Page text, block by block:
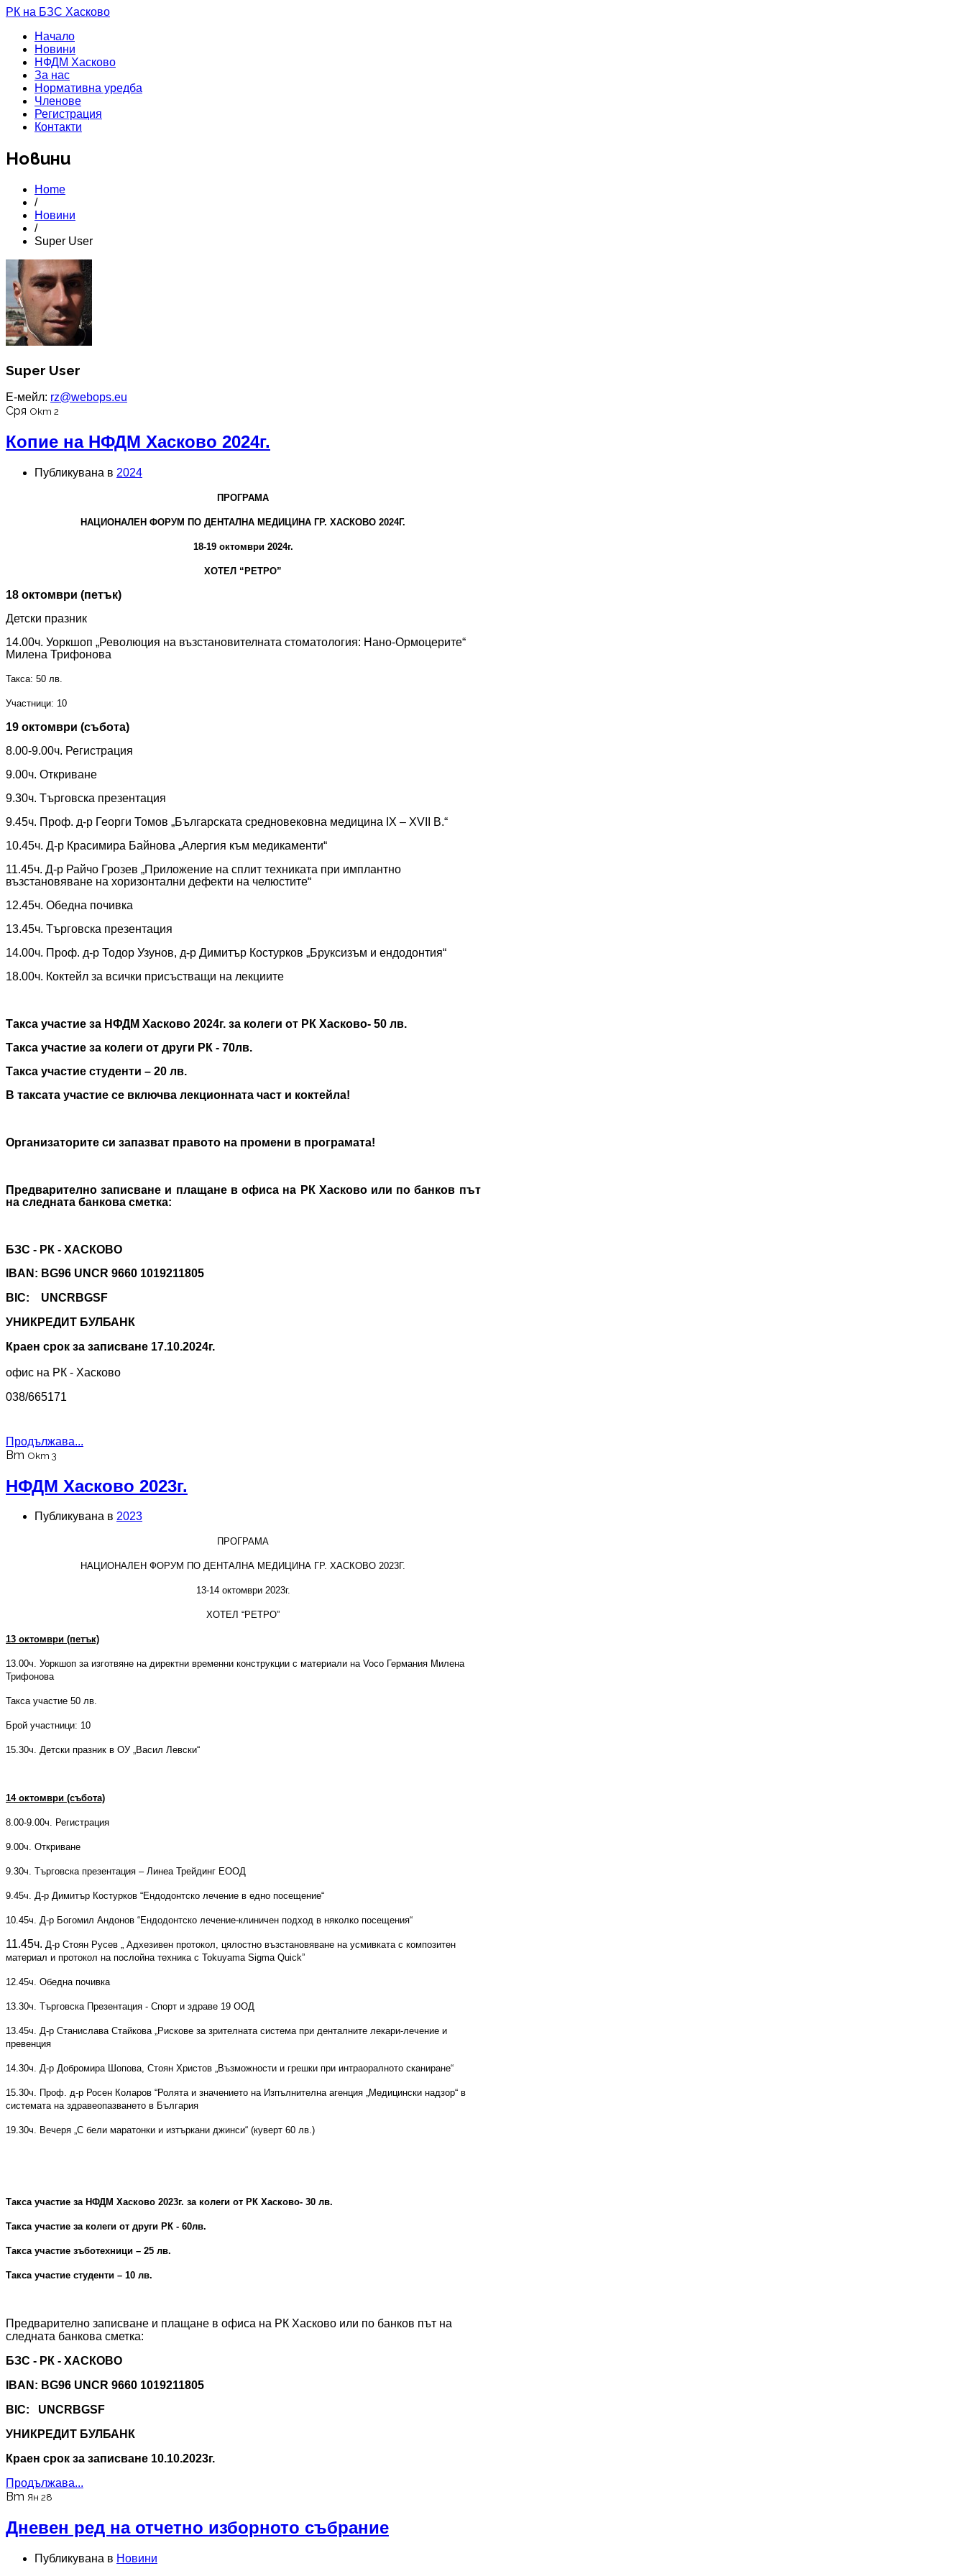
РК на БЗС Хасково
Начало
Новини
НФДМ Хасково
За нас
Нормативна уредба
Членове
Регистрация
Контакти
Новини
Home
/
Новини
/
Super User
Super User
Е-мейл: rz@webops.eu
Сря Окт 2
Копие на НФДМ Хасково 2024г.
Публикувана в 2024
ПРОГРАМА
НАЦИОНАЛЕН ФОРУМ ПО ДЕНТАЛНА МЕДИЦИНА ГР. ХАСКОВО 2024Г.
18-19 октомври 2024г.
ХОТЕЛ “РЕТРО”
18 октомври (петък)
Детски празник
14.00ч. Уоркшоп „Революция на възстановителната стоматология: Нано-Ормоцерите“
Милена Трифонова
Такса: 50 лв.
Участници: 10
19 октомври (събота)
8.00-9.00ч. Регистрация
9.00ч. Откриване
9.30ч. Търговска презентация
9.45ч. Проф. д-р Георги Томов „Българската средновековна медицина IX – XVII В.“
10.45ч. Д-р Красимира Байнова „Алергия към медикаменти“
11.45ч. Д-р Райчо Грозев „Приложение на сплит техниката при имплантно
възстановяване на хоризонтални дефекти на челюстите“
12.45ч. Обедна почивка
13.45ч. Търговска презентация
14.00ч. Проф. д-р Тодор Узунов, д-р Димитър Костурков „Бруксизъм и ендодонтия“
18.00ч. Коктейл за всички присъстващи на лекциите
Такса участие за НФДМ Хасково 2024г. за колеги от РК Хасково- 50 лв.
Такса участие за колеги от други РК - 70лв.
Такса участие студенти – 20 лв.
В таксата участие се включва лекционната част и коктейла!
Организаторите си запазват правото на промени в програмата!
Предварително записване и плащане в офиса на РК Хасково или по банков път
на следната банкова сметка:
БЗС - РК - ХАСКОВО
IBAN: BG96 UNCR 9660 1019211805
BIC: UNCRBGSF
УНИКРЕДИТ БУЛБАНК
Краен срок за записване 17.10.2024г.
офис на РК - Хасково
038/665171
Продължава...
Вт Окт 3
НФДМ Хасково 2023г.
Публикувана в 2023
ПРОГРАМА
НАЦИОНАЛЕН ФОРУМ ПО ДЕНТАЛНА МЕДИЦИНА ГР. ХАСКОВО 2023Г.
13-14 октомври 2023г.
ХОТЕЛ “РЕТРО”
13 октомври (петък)
13.00ч. Уоркшоп за изготвяне на директни временни конструкции с материали на Voco Германия Милена
Трифонова
Такса участие 50 лв.
Брой участници: 10
15.30ч. Детски празник в ОУ „Васил Левски“
14 октомври (събота)
8.00-9.00ч. Регистрация
9.00ч. Откриване
9.30ч. Търговска презентация – Линеа Трейдинг ЕООД
9.45ч. Д-р Димитър Костурков “Ендодонтско лечение в едно посещение“
10.45ч. Д-р Богомил Андонов “Ендодонтско лечение-клиничен подход в няколко посещения“
11.45ч. Д-р Стоян Русев „ Адхезивен протокол, цялостно възстановяване на усмивката с композитен
материал и протокол на послойна техника с Tokuyama Sigma Quick”
12.45ч. Обедна почивка
13.30ч. Търговска Презентация - Спорт и здраве 19 ООД
13.45ч. Д-р Станислава Стайкова „Рискове за зрителната система при денталните лекари-лечение и
превенция
14.30ч. Д-р Добромира Шопова, Стоян Христов „Възможности и грешки при интраоралното сканиране“
15.30ч. Проф. д-р Росен Коларов “Ролята и значението на Изпълнителна агенция „Медицински надзор“ в
системата на здравеопазването в България
19.30ч. Вечеря „С бели маратонки и изтъркани джинси“ (куверт 60 лв.)
Такса участие за НФДМ Хасково 2023г. за колеги от РК Хасково- 30 лв.
Такса участие за колеги от други РК - 60лв.
Такса участие зъботехници – 25 лв.
Такса участие студенти – 10 лв.
Предварително записване и плащане в офиса на РК Хасково или по банков път на
следната банкова сметка:
БЗС - РК - ХАСКОВО
IBAN: BG96 UNCR 9660 1019211805
BIC: UNCRBGSF
УНИКРЕДИТ БУЛБАНК
Краен срок за записване 10.10.2023г.
Продължава...
Вт Ян 28
Дневен ред на отчетно изборното събрание
Публикувана в Новини